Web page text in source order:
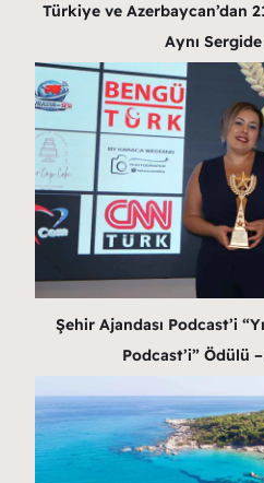
Türkiye ve Azerbaycan’dan
Aynı
Şehir Ajandası Podcast’i
Podcast’i” Ödülü